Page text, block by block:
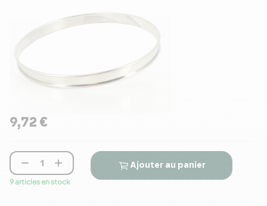
9,72 €
 
9 articles en stock
Ajouter au panier